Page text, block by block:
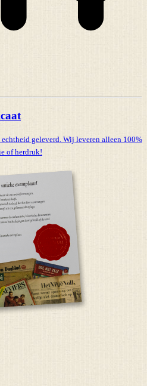
geleverd. Wij leveren alleen 100%
of herdruk!